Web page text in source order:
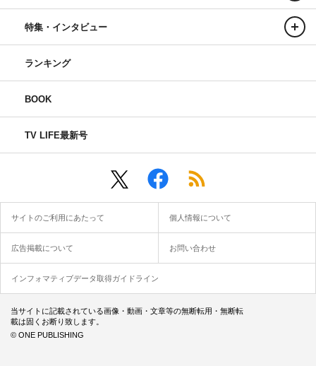
特集・インタビュー
ランキング
BOOK
TV LIFE最新号
サイトのご利用にあたって 個人情報について
広告掲載について お問い合わせ
インフォマティブデータ取得ガイドライン
当サイトに記載されている画像・動画・文章等の無断転用・無断転
載は固くお断り致します。
© ONE PUBLISHING